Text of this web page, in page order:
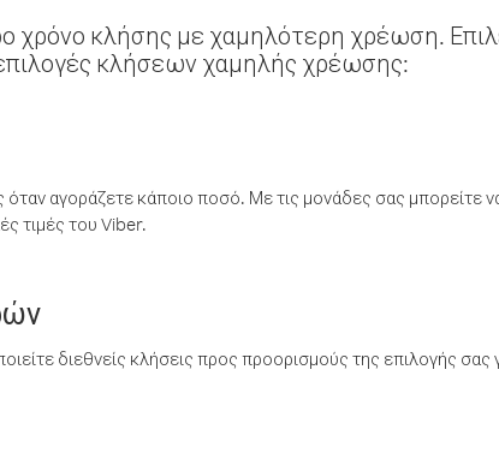
χρόνο κλήσης με χαμηλότερη χρέωση.
κλήσεων χαμηλής χρέωσης:
αγοράζετε κάποιο ποσό. Με τις μονάδες σας μπορείτε
τιμές του Viber.
διεθνείς κλήσεις προς προορισμούς της επιλογής σας